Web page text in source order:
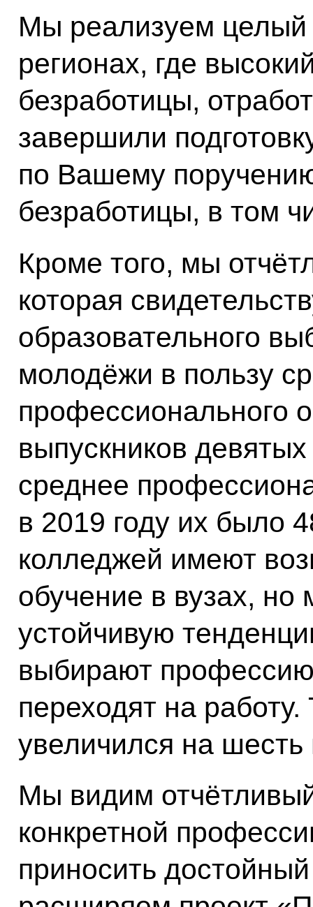
Мы реализуем целый
регионах, где
безработицы,
завершили
по Вашему
безработицы, в том
Кроме того, мы
которая
образовательного
молодёжи в пользу
профессионального
выпускников
среднее
в 2019 году их было
колледжей имеют
обучение в вузах,
устойчивую
выбирают
переходят на
увеличился на шесть
Мы видим
конкретной
приносить